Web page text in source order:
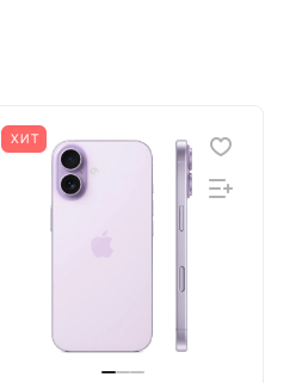
ХИТ